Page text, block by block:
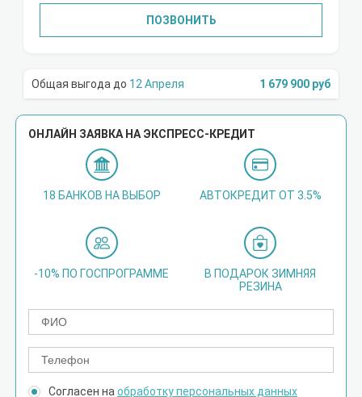
ПОЗВОНИТЬ
12 Апреля 1 679 900 руб
ОНЛАЙН ЗАЯВКА НА ЭКСПРЕСС-КРЕДИТ
18 БАНКОВ НА ВЫБОР АВТОКРЕДИТ ОТ 3.5%
-10% ПО ГОСПРОГРАММЕ
В ПОДАРОК ЗИМНЯЯ
РЕЗИНА
Согласен на обработку персональных данных